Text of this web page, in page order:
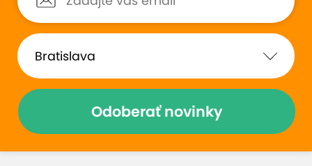
Odoberať novinky